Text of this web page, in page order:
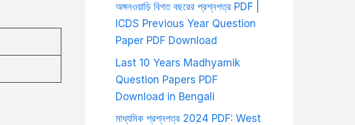
অঙ্গনওয়াড়ি বিগত বছরের প্রশ্নপত্র PDF |
ICDS Previous Year Question
Paper PDF Download
Last 10 Years Madhyamik
Question Papers PDF
Download in Bengali
মাধ্যমিক প্রশ্নপত্র 2024 PDF: West